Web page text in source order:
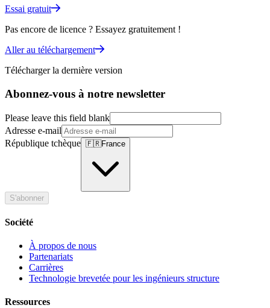
Essai gratuit
Pas encore de licence ? Essayez gratuitement !
Aller au téléchargement
Télécharger la dernière version
Abonnez-vous à notre newsletter
Please leave this field blank
Adresse e-mail
République tchèque 🇫🇷France
S'abonner
Société
À propos de nous
Partenariats
Carrières
Technologie brevetée pour les ingénieurs structure
Ressources